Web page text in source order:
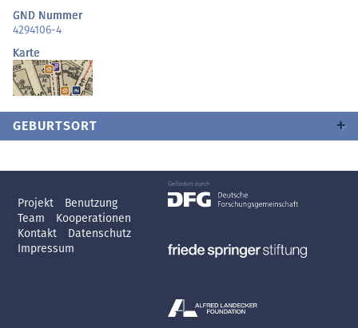
GND Nummer
4294106-4
Karte
GEBURTSORT
Projekt
Benutzung
Team
Kooperationen
Kontakt
Datenschutz
Impressum